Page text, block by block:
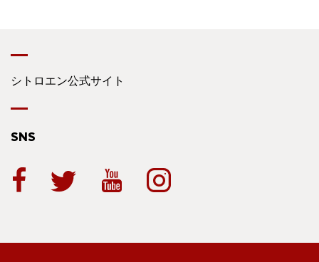
シトロエン公式サイト
SNS